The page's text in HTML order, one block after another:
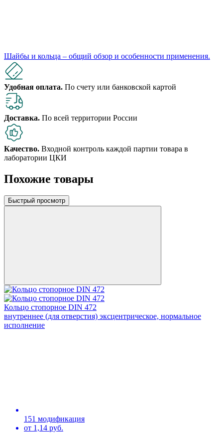
Шайбы и кольца – общий обзор и особенности применения.
Удобная оплата. По счету или банковской картой
Доставка. По всей территории России
Качество. Входной контроль каждой партии товара в
лаборатории ЦКИ
Похожие товары
Быстрый просмотр
Кольцо стопорное DIN 472
внутреннее (для отверстия) эксцентрическое, нормальное
исполнение
151 модификация
от 1,14 руб.